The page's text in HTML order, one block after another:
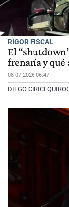
RIGOR FISCAL
El
frenaría y qué
08-07-2026 06:47
DIEGO CIRICI